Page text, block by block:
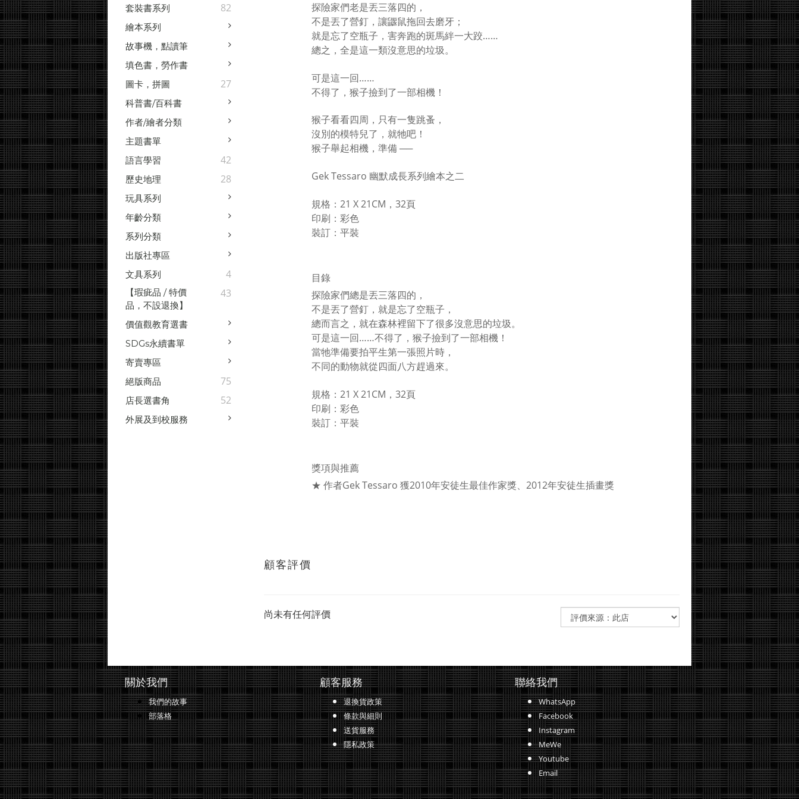
套裝書系列 82
繪本系列
故事機，點讀筆
填色書，勞作書
圖卡，拼圖
27
科普書/百科書
作者/繪者分類
主題書單
語言學習
42
歷史地理 28
玩具系列
年齡分類
系列分類
出版社專區
文具系列
4
【瑕疵品 / 特價
品，不設退換】
43
價值觀教育選書
SDGs永續書單
寄賣專區
絕版商品
75
店長選書角 52
外展及到校服務
探險家們老是丟三落四的，
不是丟了營釘，讓鼴鼠拖回去磨牙；
就是忘了空瓶子，害奔跑的斑馬絆一大跤……
總之，全是這一類沒意思的垃圾。
可是這一回……
不得了，猴子撿到了一部相機！
猴子看看四周，只有一隻跳蚤，
沒別的模特兒了，就牠吧！
猴子舉起相機，準備 ──
Gek Tessaro 幽默成長系列繪本之二
規格：21 X 21CM，32頁
印刷：彩色
裝訂：平裝
目錄
探險家們總是丟三落四的，
不是丟了營釘，就是忘了空瓶子，
總而言之，就在森林裡留下了很多沒意思的垃圾。
可是這一回……不得了，猴子撿到了一部相機！
當牠準備要拍平生第一張照片時，
不同的動物就從四面八方趕過來。
規格：21 X 21CM，32頁
印刷：彩色
裝訂：平裝
獎項與推薦
★ 作者Gek Tessaro 獲2010年安徒生最佳作家獎、2012年安徒生插畫獎
顧客評價
尚未有任何評價
關於我們
我們的故事
部落格
顧客服務
退換貨政策
條款與細則
送貨服務
隱私政策
聯絡我們
WhatsApp
Facebook
Instagram
MeWe
Youtube
Email